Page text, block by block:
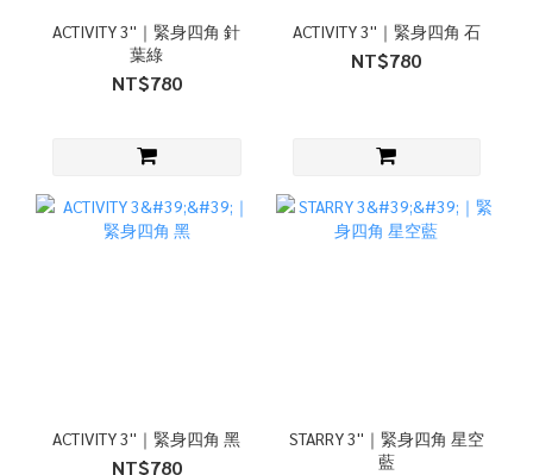
ACTIVITY 3''｜緊身四角 針
葉綠
NT$780
ACTIVITY 3''｜緊身四角 石
NT$780
ACTIVITY 3''｜緊身四角 黑
NT$780
STARRY 3''｜緊身四角 星空
藍